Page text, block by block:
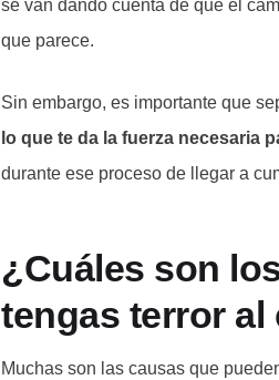
se van dando cuenta de que el
que parece.
Sin embargo, es importante que
lo que te da la fuerza necesaria
durante ese proceso de llegar a
¿Cuáles son
tengas terror al
Muchas son las causas que